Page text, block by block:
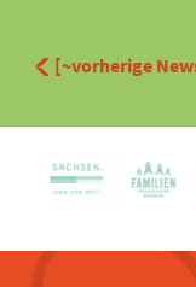
[~vorherige